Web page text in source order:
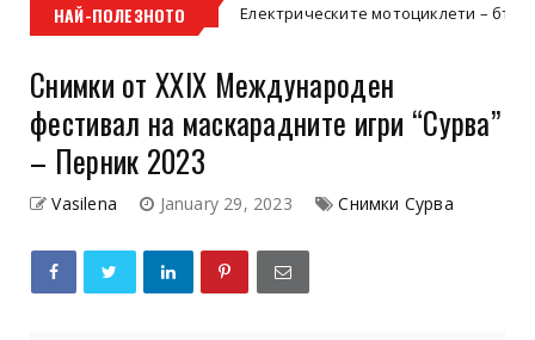
НАЙ-ПОЛЕЗНОТО
Uncategorized Електрическите мотоциклети – бъдещето на
Снимки от ХХIX Mеждународен
фестивал на маскарадните игри “Сурва”
– Перник 2023
Vasilena January 29, 2023 Снимки Сурва